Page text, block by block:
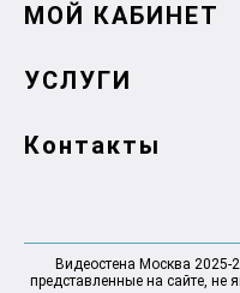
МОЙ КАБИНЕТ
УСЛУГИ
Контакты
Видеостена Москва
представленные на сайте, не